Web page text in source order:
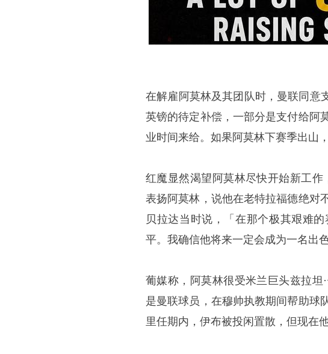
在解雇阿莫林及其团队时，曼联同意
英镑的待定补偿，一部分是支付给阿
业时间来给。如果阿莫林下赛季出山
红魔显然渴望阿莫林尽快开始新工
表扬阿莫林，说他在老特拉福德绝对
贝拉达当时说，「在那个极其艰难
平。我确信他将来一定会成为一名出
葡媒称，阿莫林很受米兰巨头兹拉
是曼联球员，在穆帅执教期间帮助球
里任期内，伊布被投闲置散，但现在